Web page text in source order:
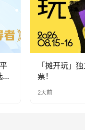
「摊开玩」
票！
2天前